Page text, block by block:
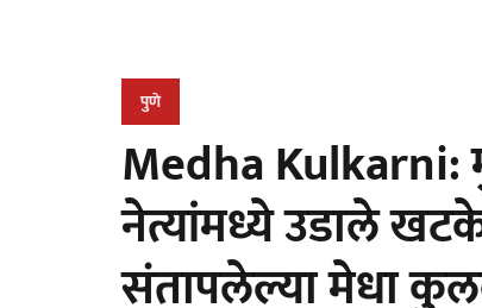
पुणे
Medha Kulkarni:
नेत्यांमध्ये उडाले
संतापलेल्या मेधा